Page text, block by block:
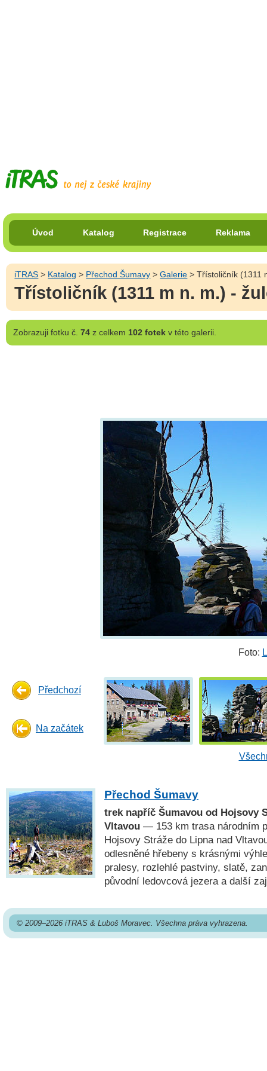
Úvod Katalog Registrace Reklama
iTRAS > Katalog > Přechod Šumavy >Galerie > Třístoličník (1311
Třístoličník (1311 m n. m.) -
Zobrazujifotku č. 74z celkem 102 fotekv této galerii.
Foto:
Předchozí
Na začátek
Přechod Šumavy
trek napříč Šumavou od Hojsovy
Vltavou — 153 km trasa národním
Hojsovy Stráže do Lipna nad
odlesněné hřebeny s krásnými
pralesy, rozlehlé pastviny, slatě,
původní ledovcová jezera a další
© 2009–2026 iTRAS & Luboš Moravec. Všechna práva vyhrazena.